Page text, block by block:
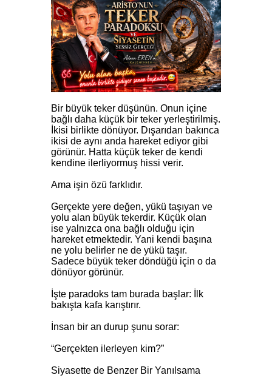
Bir büyük teker düşünün. Onun içine
bağlı daha küçük bir teker yerleştirilmiş.
İkisi birlikte dönüyor. Dışarıdan bakınca
ikisi de aynı anda hareket ediyor gibi
görünür. Hatta küçük teker de kendi
kendine ilerliyormuş hissi verir.
Ama işin özü farklıdır.
Gerçekte yere değen, yükü taşıyan ve
yolu alan büyük tekerdir. Küçük olan
ise yalnızca ona bağlı olduğu için
hareket etmektedir. Yani kendi başına
ne yolu belirler ne de yükü taşır.
Sadece büyük teker döndüğü için o da
dönüyor görünür.
İşte paradoks tam burada başlar: İlk
bakışta kafa karıştırır.
İnsan bir an durup şunu sorar:
“Gerçekten ilerleyen kim?”
Siyasette de Benzer Bir Yanılsama